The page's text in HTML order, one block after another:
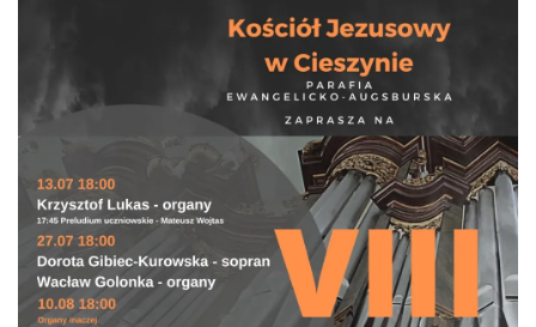
Cieszyn
2026-08-09
0.40 km